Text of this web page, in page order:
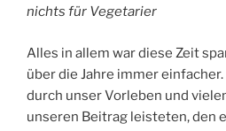
nichts für Vegetarier
Alles in allem war diese Zeit
über die Jahre immer
durch unser Vorleben und
unseren Beitrag leisteten, den